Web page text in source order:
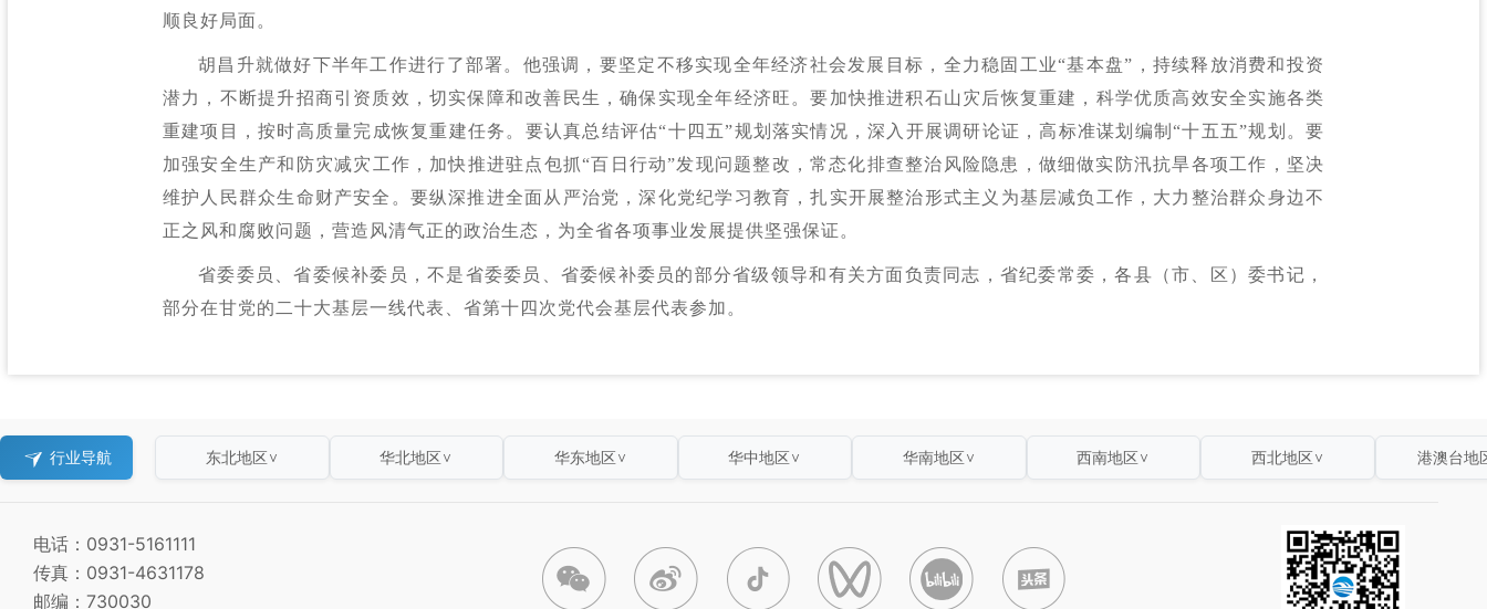
顺良好局面。
胡昌升就做好下半年工作进行了部署。他强调，要坚定不移实现全年经济社会发展目标，全力稳固工业“基本盘”，持续释放消费和投资
潜力，不断提升招商引资质效，切实保障和改善民生，确保实现全年经济旺。要加快推进积石山灾后恢复重建，科学优质高效安全实施各类
重建项目，按时高质量完成恢复重建任务。要认真总结评估“十四五”规划落实情况，深入开展调研论证，高标准谋划编制“十五五”规划。要
加强安全生产和防灾减灾工作，加快推进驻点包抓“百日行动”发现问题整改，常态化排查整治风险隐患，做细做实防汛抗旱各项工作，坚决
维护人民群众生命财产安全。要纵深推进全面从严治党，深化党纪学习教育，扎实开展整治形式主义为基层减负工作，大力整治群众身边不
正之风和腐败问题，营造风清气正的政治生态，为全省各项事业发展提供坚强保证。
省委委员、省委候补委员，不是省委委员、省委候补委员的部分省级领导和有关方面负责同志，省纪委常委，各县（市、区）委书记，
部分在甘党的二十大基层一线代表、省第十四次党代会基层代表参加。
行业导航 东北地区 ∨ 华北地区 ∨ 华东地区 ∨ 华中地区 ∨ 华南地区 ∨ 西南地区 ∨ 西北地区 ∨ 港澳台地
电话：0931-5161111
传真：0931-4631178
邮编：730030